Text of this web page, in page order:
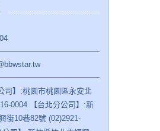
】:桃園市桃園區永安北
0004 【台北分公司】:新
街10巷82號 (02)2921-